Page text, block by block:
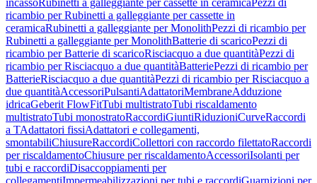
incassoRubinetti a galleggiante per cassette in ceramicaPezzi di
ricambio per Rubinetti a galleggiante per cassette in
ceramicaRubinetti a galleggiante per MonolithPezzi di ricambio per
Rubinetti a galleggiante per MonolithBatterie di scaricoPezzi di
ricambio per Batterie di scaricoRisciacquo a due quantitàPezzi di
ricambio per Risciacquo a due quantitàBatteriePezzi di ricambio per
BatterieRisciacquo a due quantitàPezzi di ricambio per Risciacquo a
due quantitàAccessoriPulsantiAdattatoriMembraneAdduzione
idricaGeberit FlowFitTubi multistratoTubi riscaldamento
multistratoTubi monostratoRaccordiGiuntiRiduzioniCurveRaccordi
a TAdattatori fissiAdattatori e collegamenti,
smontabiliChiusureRaccordiCollettori con raccordo filettatoRaccordi
per riscaldamentoChiusure per riscaldamentoAccessoriIsolanti per
tubi e raccordiDisaccoppiamenti per
collegamentiImpermeabilizzazioni per tubi e raccordiGuarnizioni per